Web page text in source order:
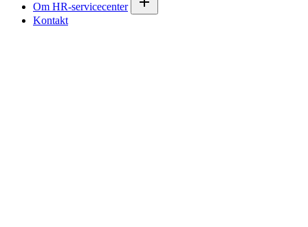
Om HR-servicecenter
Kontakt